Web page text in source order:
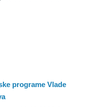
programe Vlade